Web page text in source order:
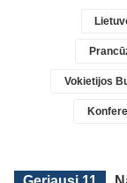
Vokietijos